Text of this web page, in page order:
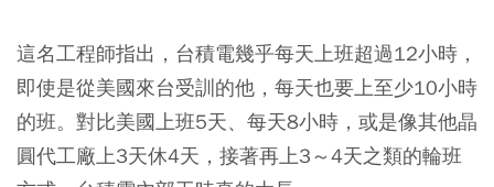
這名工程師指出，台積電幾乎每天上班超過12小時，
即使是從美國來台受訓的他，每天也要上至少10小時
的班。對比美國上班5天、每天8小時，或是像其他晶
圓代工廠上3天休4天，接著再上3～4天之類的輪班